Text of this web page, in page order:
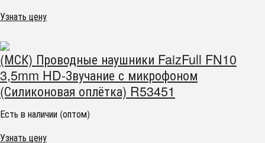
Узнать цену
(МСК) Проводные наушники FaizFull FN10
3,5mm HD-Звучание с микрофоном
(Силиконовая оплётка) R53451
Есть в наличии (оптом)
Узнать цену